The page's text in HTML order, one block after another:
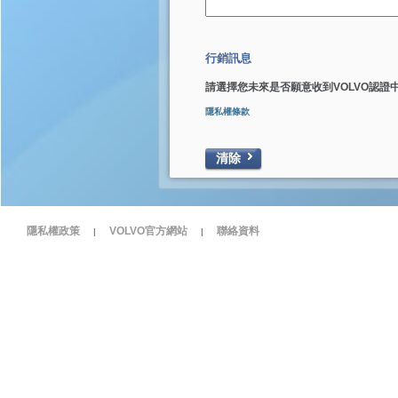
行銷訊息
請選擇您未來是否願意收到VOLVO認證
隱私權條款
清除
隱私權政策 | VOLVO官方網站 | 聯絡資料